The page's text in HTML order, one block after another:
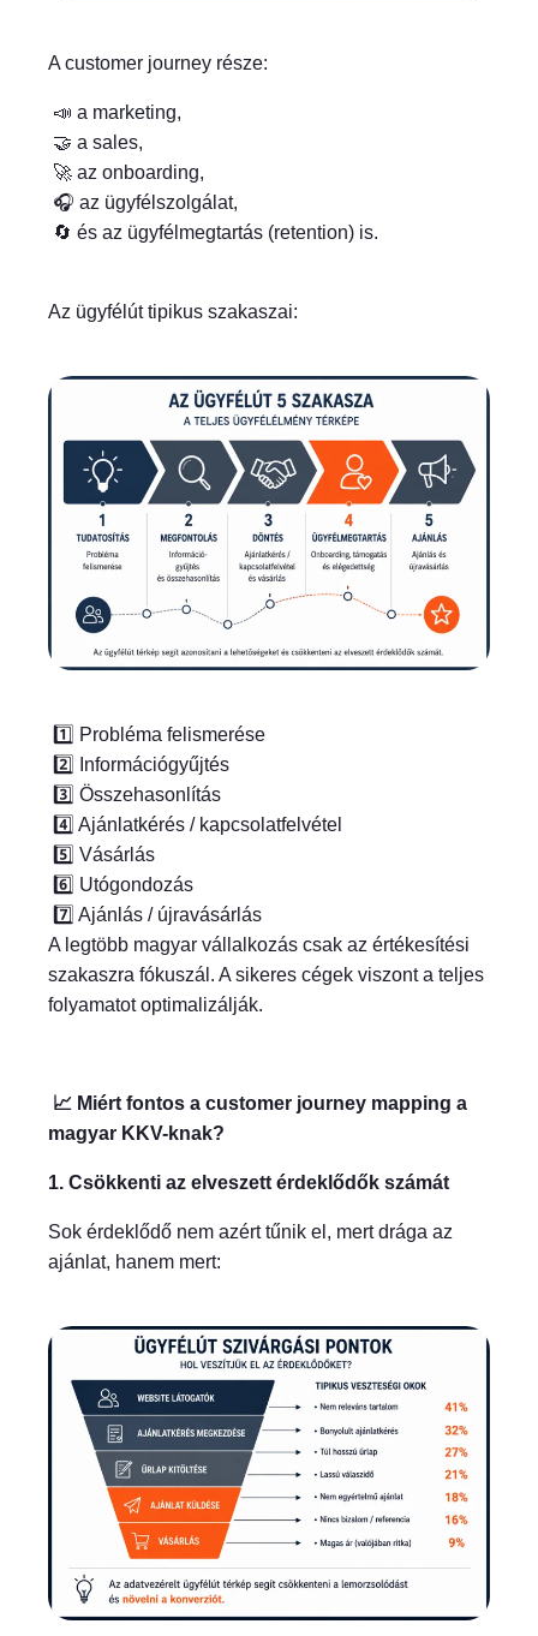
A customer journey része:
📣 a marketing,
🤝 a sales,
🚀 az onboarding,
🎧 az ügyfélszolgálat,
🔄 és az ügyfélmegtartás (retention) is.
Az ügyfélút tipikus szakaszai:
1️⃣ Probléma felismerése
2️⃣ Információgyűjtés
3️⃣ Összehasonlítás
4️⃣ Ajánlatkérés / kapcsolatfelvétel
5️⃣ Vásárlás
6️⃣ Utógondozás
7️⃣ Ajánlás / újravásárlás
A legtöbb magyar vállalkozás csak az értékesítési
szakaszra fókuszál. A sikeres cégek viszont a teljes
folyamatot optimalizálják.
📈 Miért fontos a customer journey mapping a
magyar KKV-knak?
1. Csökkenti az elveszett érdeklődők számát
Sok érdeklődő nem azért tűnik el, mert drága az
ajánlat, hanem mert: